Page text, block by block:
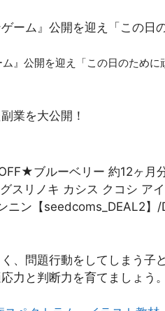
ーム』公開を迎え「この日
』公開を迎え「この日のため
業を大公開！
ブルーベリー 約12ヶ月
スリノキ カシス クコシ ア
ニン【seedcoms_DEAL2】/
、問題行動をしてしまう子
力と判断力を育てましょう。